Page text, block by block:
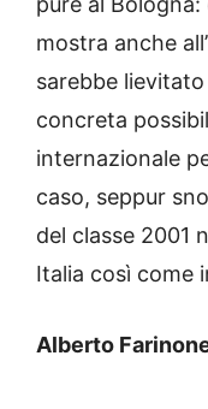
mostra anche
sarebbe
concreta
internazionale
caso, seppur
del classe 2001
Italia così come
Alberto